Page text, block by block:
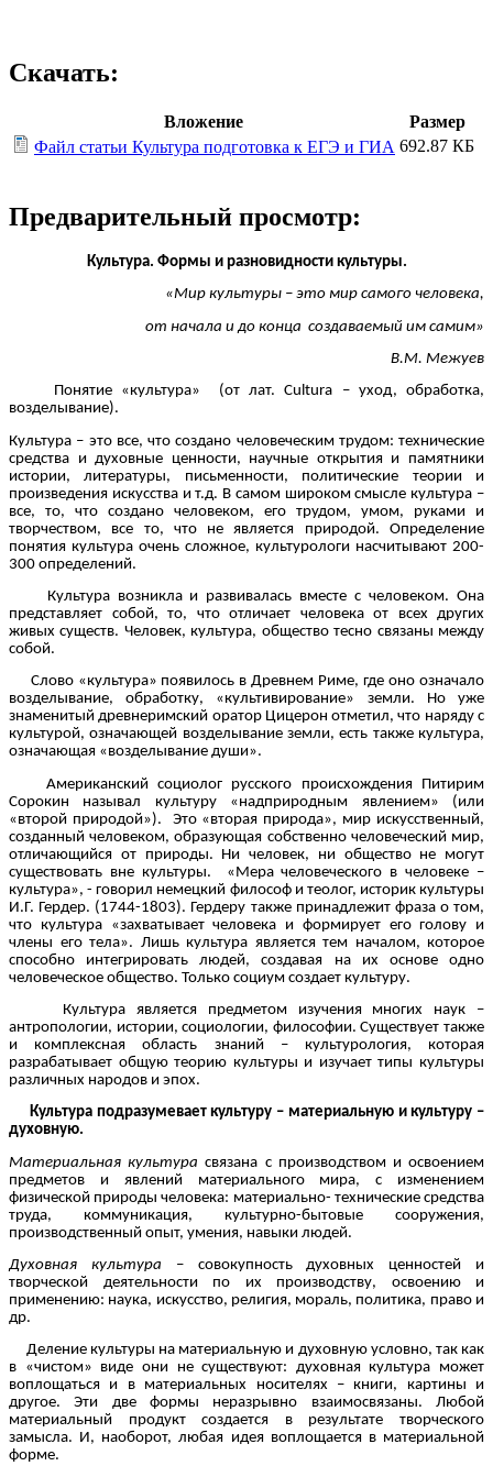
Скачать:
Вложение
Размер
Файл статьи Культура подготовка к ЕГЭ и ГИА 692.87 КБ
Предварительный просмотр:
Культура. Формы и разновидности культуры.
«Мир культуры – это мир самого человека,
от начала и до конца создаваемый им самим»
В.М. Межуев
Понятие «культура» (от лат. Cultura – уход, обработка,
возделывание).
Культура – это все, что создано человеческим трудом: технические
средства и духовные ценности, научные открытия и памятники
истории, литературы, письменности, политические теории и
произведения искусства и т.д. В самом широком смысле культура –
все, то, что создано человеком, его трудом, умом, руками и
творчеством, все то, что не является природой. Определение
понятия культура очень сложное, культурологи насчитывают 200-
300 определений.
Культура возникла и развивалась вместе с человеком. Она
представляет собой, то, что отличает человека от всех других
живых существ. Человек, культура, общество тесно связаны между
собой.
Слово «культура» появилось в Древнем Риме, где оно означало
возделывание, обработку, «культивирование» земли. Но уже
знаменитый древнеримский оратор Цицерон отметил, что наряду с
культурой, означающей возделывание земли, есть также культура,
означающая «возделывание души».
Американский социолог русского происхождения Питирим
Сорокин называл культуру «надприродным явлением» (или
«второй природой»). Это «вторая природа», мир искусственный,
созданный человеком, образующая собственно человеческий мир,
отличающийся от природы. Ни человек, ни общество не могут
существовать вне культуры. «Мера человеческого в человеке –
культура», - говорил немецкий философ и теолог, историк культуры
И.Г. Гердер. (1744-1803). Гердеру также принадлежит фраза о том,
что культура «захватывает человека и формирует его голову и
члены его тела». Лишь культура является тем началом, которое
способно интегрировать людей, создавая на их основе одно
человеческое общество. Только социум создает культуру.
Культура является предметом изучения многих наук –
антропологии, истории, социологии, философии. Существует также
и комплексная область знаний – культурология, которая
разрабатывает общую теорию культуры и изучает типы культуры
различных народов и эпох.
Культура подразумевает культуру – материальную и культуру –
духовную.
Материальная культура связана с производством и освоением
предметов и явлений материального мира, с изменением
физической природы человека: материально- технические средства
труда, коммуникация, культурно-бытовые сооружения,
производственный опыт, умения, навыки людей.
Духовная культура – совокупность духовных ценностей и
творческой деятельности по их производству, освоению и
применению: наука, искусство, религия, мораль, политика, право и
др.
Деление культуры на материальную и духовную условно, так как
в «чистом» виде они не существуют: духовная культура может
воплощаться и в материальных носителях – книги, картины и
другое. Эти две формы неразрывно взаимосвязаны. Любой
материальный продукт создается в результате творческого
замысла. И, наоборот, любая идея воплощается в материальной
форме.